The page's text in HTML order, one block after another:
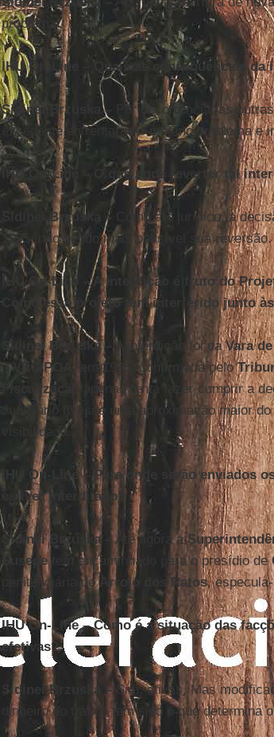
problema.
IHU On-Line – Quais as consequências
Sidinei Brzuska – Por decorrência, as
excedente enfrentarão o mesmo problema e
IHU On-Line – O que pode reverter tal
Sidinei Brzuska –
Como ato jurídico, a
1995, não sendo mais possível sua reversão.
IHU On-Line – A interdição é fruto do
Como esse projeto tem interferido junto
Sidinei Brzuska –A interdição foi daVara
–VEC/POA , em 1995, confirmada pelo
Fiscalização
apenas tenta fazer cumprir a
Judiciário tivesse uma aproximação maior
visibilidade.
IHU On-Line – Para onde serão enviados
estiver interditado?
Sidinei Brzuska –Até agora a
Susepetem encaminhado para o presídio de
penitenciária deArroio dos Ratos,
IHU On-Line – Como é a situação das
efetivas?
Sidinei Brzuska –Sim, ativas. Mas
dinheiro do tráfico tem sido o que determina